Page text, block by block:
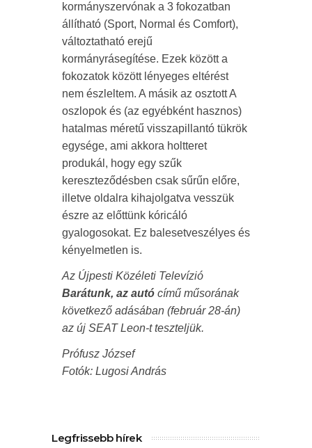
kormányszervónak a 3 fokozatban
állítható (Sport, Normal és Comfort),
változtatható erejű
kormányrásegítése. Ezek között a
fokozatok között lényeges eltérést
nem észleltem. A másik az osztott A
oszlopok és (az egyébként hasznos)
hatalmas méretű visszapillantó tükrök
egysége, ami akkora holtteret
produkál, hogy egy szűk
kereszteződésben csak sűrűn előre,
illetve oldalra kihajolgatva vesszük
észre az előttünk kóricáló
gyalogosokat. Ez balesetveszélyes és
kényelmetlen is.
Az Újpesti Közéleti Televízió
Barátunk, az autó című műsorának
következő adásában (február 28-án)
az új SEAT Leon-t teszteljük.
Prófusz József
Fotók: Lugosi András
Legfrissebb hírek